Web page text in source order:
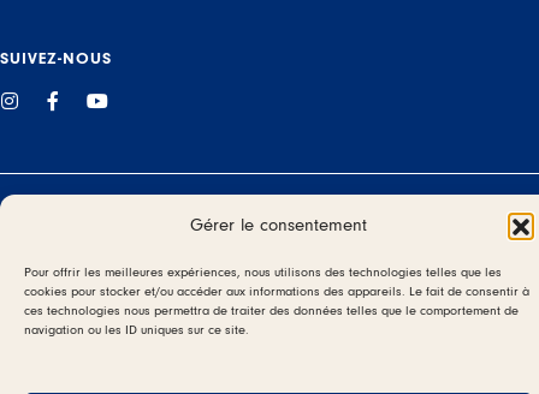
Gérer le consentement
Pour offrir les meilleures expériences, nous utilisons des technologies telles que les
cookies pour stocker et/ou accéder aux informations des appareils. Le fait de consentir à
ces technologies nous permettra de traiter des données telles que le comportement de
navigation ou les ID uniques sur ce site.
SUIVEZ-NOUS
InstagramFacebookYouTube
CGV / CGU